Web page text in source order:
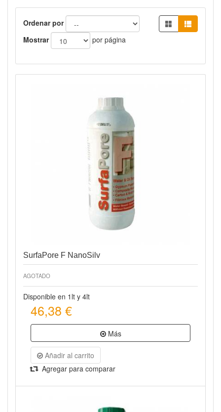
Ordenar por
Mostrar
por página
SurfaPore F NanoSilv
AGOTADO
Disponible en 1lt y 4lt
46,38 €
Más
Añadir al carrito
Agregar para comparar
Vista rápida